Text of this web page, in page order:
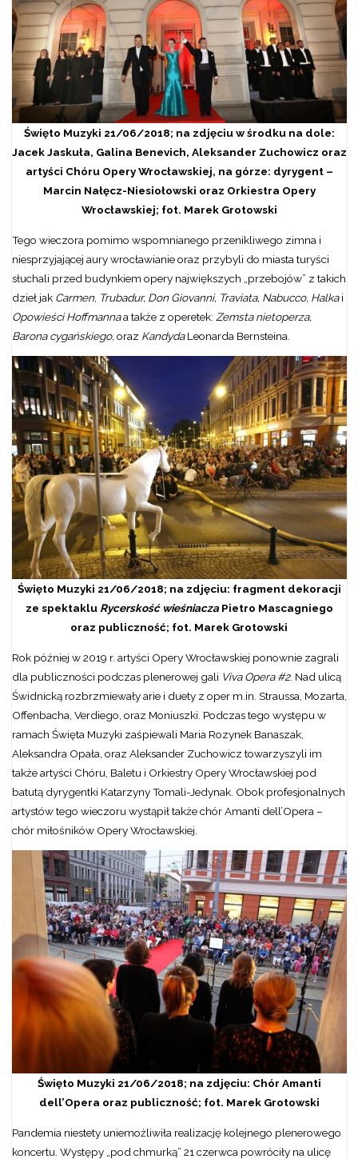
Święto Muzyki 21/06/2018; na zdjęciu w środku na dole:
Jacek Jaskuła, Galina Benevich, Aleksander Zuchowicz oraz
artyści Chóru Opery Wrocławskiej, na górze: dyrygent –
Marcin Nałęcz-Niesiołowski oraz Orkiestra Opery
Wrocławskiej; fot. Marek Grotowski
Tego wieczora pomimo wspomnianego przenikliwego zimna i
niesprzyjającej aury wrocławianie oraz przybyli do miasta turyści
słuchali przed budynkiem opery największych „przebojów” z takich
dzieł jak Carmen, Trubadur, Don Giovanni, Traviata, Nabucco, Halkai
Opowieści Hoffmannaa także z operetek: Zemsta nietoperza,
Barona cygańskiego, oraz KandydaLeonarda Bernsteina.
Święto Muzyki 21/06/2018; na zdjęciu: fragment dekoracji
ze spektaklu Rycerskość wieśniaczaPietro Mascagniego
oraz publiczność; fot. Marek Grotowski
Rok później w 2019 r. artyści Opery Wrocławskiej ponownie zagrali
dla publiczności podczas plenerowej gali Viva Opera #2. Nad ulicą
Świdnicką rozbrzmiewały arie i duety z oper m.in. Straussa, Mozarta,
Offenbacha, Verdiego, oraz Moniuszki. Podczas tego występu w
ramach Święta Muzyki zaśpiewali Maria Rozynek Banaszak,
Aleksandra Opała, oraz Aleksander Zuchowicz towarzyszyli im
także artyści Chóru, Baletu i Orkiestry Opery Wrocławskiej pod
batutą dyrygentki Katarzyny Tomali-Jedynak. Obok profesjonalnych
artystów tego wieczoru wystąpił także chór Amanti dell’Opera –
chór miłośników Opery Wrocławskiej.
Święto Muzyki 21/06/2018; na zdjęciu: Chór Amanti
dell’Opera oraz publiczność; fot. Marek Grotowski
Pandemia niestety uniemożliwiła realizację kolejnego plenerowego
koncertu. Występy „pod chmurką” 21 czerwca powróciły na ulicę